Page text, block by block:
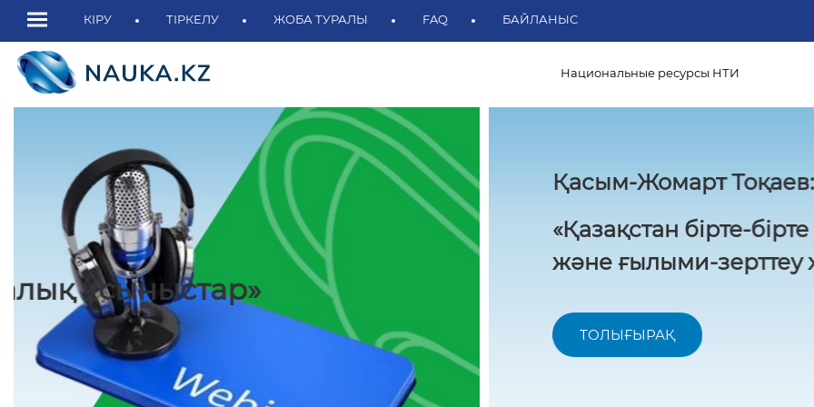
КІРУ ТІРКЕЛУ ЖОБА ТУРАЛЫ FAQ БАЙЛАНЫС
Национальные ресурсы НТИ
Қасым-Жомарт Тоқаев:
«Қазақстан бірте-бірте өңірлік академиялық
және ғылыми-зерттеу хабына айналып келеді»
ТОЛЫҒЫРАҚ